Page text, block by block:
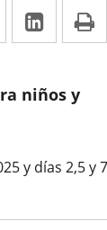
Facebook
EnlaceEnlace
a
niños y
y días 2,5 y 7